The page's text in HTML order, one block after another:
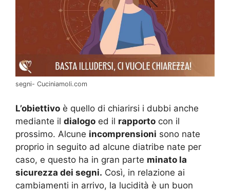
segni- Cuciniamoli.com
L’obiettivo è quello di chiarirsi i dubbi anche
mediante il dialogo ed il rapporto con il
prossimo. Alcune incomprensioni sono nate
proprio in seguito ad alcune diatribe nate per
caso, e questo ha in gran parte minato la
sicurezza dei segni. Così, in relazione ai
cambiamenti in arrivo, la lucidità è un buon